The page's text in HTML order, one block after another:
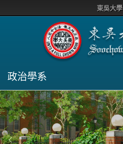
東吳大學
政治學系